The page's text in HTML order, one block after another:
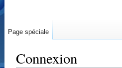
Connexion
Page spéciale